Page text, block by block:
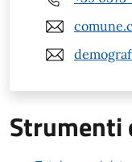
Strumenti